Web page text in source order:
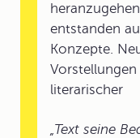
entstanden
Konzepte.
Vorstellungen
literarischer
„Text seine